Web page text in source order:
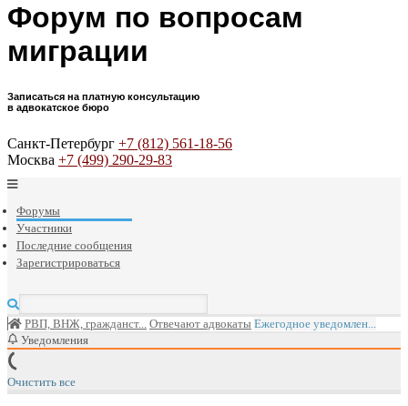
Форум по вопросам
миграции
Записаться на платную консультацию
в адвокатское бюро
Санкт-Петербург +7 (812) 561-18-56
Москва +7 (499) 290-29-83
Форумы
Участники
Последние сообщения
Зарегистрироваться
РВП, ВНЖ, гражданст... Отвечают адвокаты Ежегодное уведомлен...
Уведомления
Очистить все